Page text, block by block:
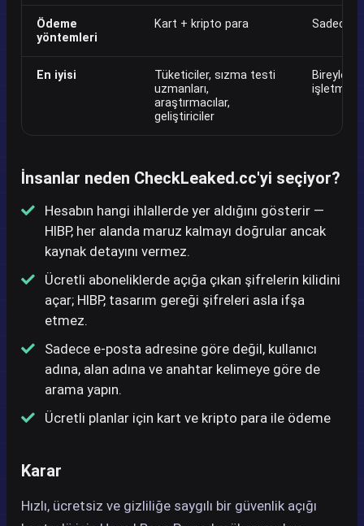
Ödeme
yöntemleri
Kart + kripto para Sadece
En iyisi
Tüketiciler, sızma testi
uzmanları,
araştırmacılar,
geliştiriciler
Bireyler,
işletmeler
İnsanlar neden CheckLeaked.cc'yi seçiyor?
Hesabın hangi ihlallerde yer aldığını gösterir —
HIBP, her alanda maruz kalmayı doğrular ancak
kaynak detayını vermez.
Ücretli aboneliklerde açığa çıkan şifrelerin kilidini
açar; HIBP, tasarım gereği şifreleri asla ifşa
etmez.
Sadece e-posta adresine göre değil, kullanıcı
adına, alan adına ve anahtar kelimeye göre de
arama yapın.
Ücretli planlar için kart ve kripto para ile ödeme
Karar
Hızlı, ücretsiz ve gizliliğe saygılı bir güvenlik açığı